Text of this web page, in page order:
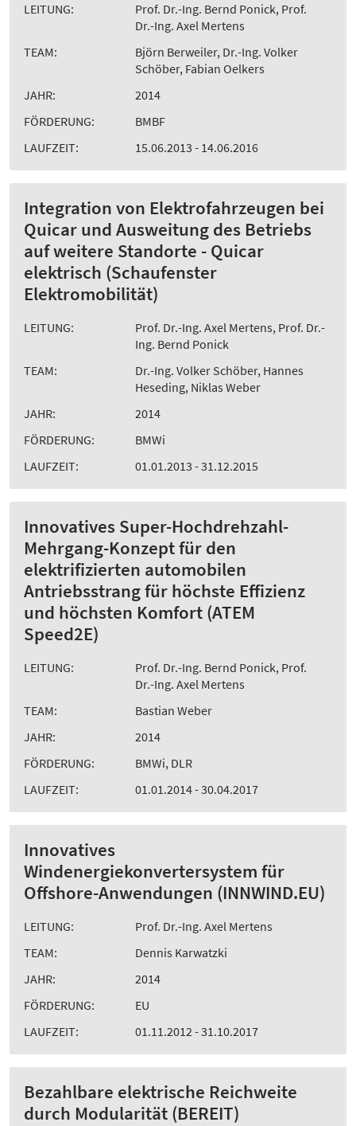
LEITUNG:
Prof. Dr.-Ing. Bernd Ponick, Prof.
Dr.-Ing. Axel Mertens
TEAM:
Björn Berweiler, Dr.-Ing. Volker
Schöber, Fabian Oelkers
JAHR:
2014
FÖRDERUNG:
BMBF
LAUFZEIT:
15.06.2013 - 14.06.2016
Integration von Elektrofahrzeugen bei
Quicar und Ausweitung des Betriebs
auf weitere Standorte - Quicar
elektrisch (Schaufenster
Elektromobilität)
LEITUNG:
Prof. Dr.-Ing. Axel Mertens, Prof. Dr.-
Ing. Bernd Ponick
TEAM:
Dr.-Ing. Volker Schöber, Hannes
Heseding, Niklas Weber
JAHR:
2014
FÖRDERUNG:
BMWi
LAUFZEIT:
01.01.2013 - 31.12.2015
Innovatives Super-Hochdrehzahl-
Mehrgang-Konzept für den
elektrifizierten automobilen
Antriebsstrang für höchste Effizienz
und höchsten Komfort (ATEM
Speed2E)
LEITUNG:
Prof. Dr.-Ing. Bernd Ponick, Prof.
Dr.-Ing. Axel Mertens
TEAM:
Bastian Weber
JAHR:
2014
FÖRDERUNG:
BMWi, DLR
LAUFZEIT:
01.01.2014 - 30.04.2017
Innovatives
Windenergiekonvertersystem für
Offshore-Anwendungen (INNWIND.EU)
LEITUNG:
Prof. Dr.-Ing. Axel Mertens
TEAM:
Dennis Karwatzki
JAHR:
2014
FÖRDERUNG:
EU
LAUFZEIT:
01.11.2012 - 31.10.2017
Bezahlbare elektrische Reichweite
durch Modularität (BEREIT)